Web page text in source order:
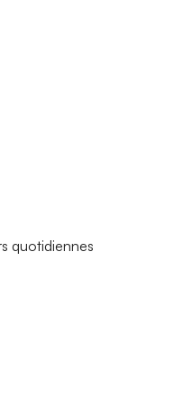
quotidiennes